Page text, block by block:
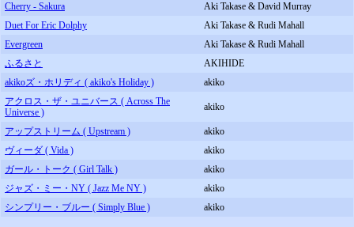
Cherry - Sakura
Aki Takase & David Murray
Duet For Eric Dolphy
Aki Takase & Rudi Mahall
Evergreen
Aki Takase & Rudi Mahall
ふるさと
AKIHIDE
akikoズ・ホリディ ( akiko's Holiday )
akiko
アクロス・ザ・ユニバース ( Across The
Universe )
akiko
アップストリーム ( Upstream )
akiko
ヴィーダ ( Vida )
akiko
ガール・トーク ( Girl Talk )
akiko
ジャズ・ミー・NY ( Jazz Me NY )
akiko
シンプリー・ブルー ( Simply Blue )
akiko